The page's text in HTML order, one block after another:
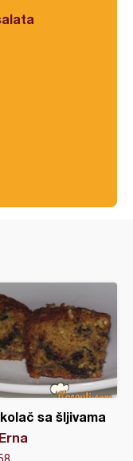
sa šljivama
Erna